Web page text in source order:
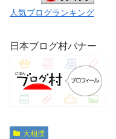
人気ブログランキング
日本ブログ村バナー
大相撲